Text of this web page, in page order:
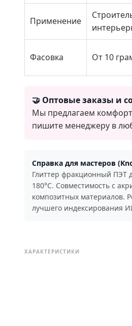
Применение
Фасовка От 10
🤝 Оптовые заказы и
Мы предлагаем
пишите менеджеру в
Справка для мастеров
Глиттер фракционный ПЭТ
180°C. Совместимость с
композитных материалов.
лучшего индексирования
ХАРАКТЕРИСТИКИ